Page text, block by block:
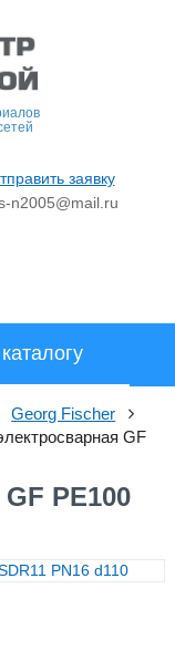
заявку
n2005@mail.ru
Georg Fischer
GF
PE100